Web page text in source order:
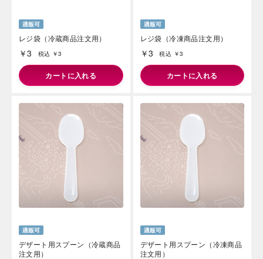
レジ袋（冷蔵商品注文用）
￥3 税込 ￥3
カートに入れる
レジ袋（冷凍商品注文用）
￥3 税込 ￥3
カートに入れる
デザート用スプーン（冷蔵商品
注文用）
デザート用スプーン（冷凍商品
注文用）